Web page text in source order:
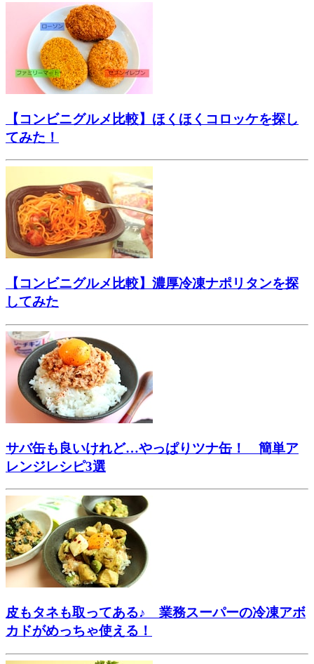
【コンビニグルメ比較】ほくほくコロッケを探し
てみた！
【コンビニグルメ比較】濃厚冷凍ナポリタンを探
してみた
サバ缶も良いけれど…やっぱりツナ缶！ 簡単ア
レンジレシピ3選
皮もタネも取ってある♪ 業務スーパーの冷凍アボ
カドがめっちゃ使える！